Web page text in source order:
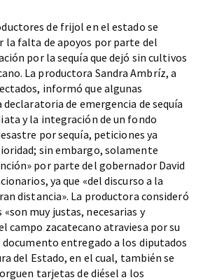
de frijol en el estado se
la falta de apoyos por parte del
por la sequía que dejó sin cultivos
La productora Sandra Ambríz, a
informó que algunas
de emergencia de sequía
y la integración de un fondo
por sequía, peticiones ya
sin embargo, solamente
por parte del gobernador David
ya que «del discurso a la
distancia». La productora consideró
«son muy justas, necesarias y
campo zacatecano atraviesa por su
documento entregado a los diputados
del Estado, en el cual, también se
tarjetas de diésel a los